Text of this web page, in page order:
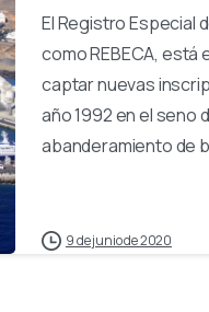
El Registro Especial
como REBECA,
captar nuevas
año 1992 en el seno
abanderamiento de
9 de junio de 2020